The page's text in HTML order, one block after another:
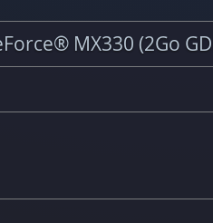
MX330 (2Go